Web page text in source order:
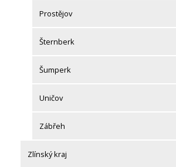
Prostějov
Šternberk
Šumperk
Uničov
Zábřeh
Zlínský kraj